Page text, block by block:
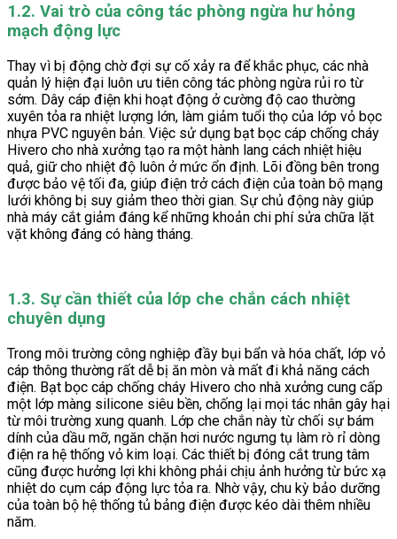
1.2. Vai trò của công tác phòng ngừa hư hỏng
mạch động lực
Thay vì bị động chờ đợi sự cố xảy ra để khắc phục, các nhà
quản lý hiện đại luôn ưu tiên công tác phòng ngừa rủi ro từ
sớm. Dây cáp điện khi hoạt động ở cường độ cao thường
xuyên tỏa ra nhiệt lượng lớn, làm giảm tuổi thọ của lớp vỏ bọc
nhựa PVC nguyên bản. Việc sử dụng bạt bọc cáp chống cháy
Hivero cho nhà xưởng tạo ra một hành lang cách nhiệt hiệu
quả, giữ cho nhiệt độ luôn ở mức ổn định. Lõi đồng bên trong
được bảo vệ tối đa, giúp điện trở cách điện của toàn bộ mạng
lưới không bị suy giảm theo thời gian. Sự chủ động này giúp
nhà máy cắt giảm đáng kể những khoản chi phí sửa chữa lặt
vặt không đáng có hàng tháng.
1.3. Sự cần thiết của lớp che chắn cách nhiệt
chuyên dụng
Trong môi trường công nghiệp đầy bụi bẩn và hóa chất, lớp vỏ
cáp thông thường rất dễ bị ăn mòn và mất đi khả năng cách
điện. Bạt bọc cáp chống cháy Hivero cho nhà xưởng cung cấp
một lớp màng silicone siêu bền, chống lại mọi tác nhân gây hại
từ môi trường xung quanh. Lớp che chắn này từ chối sự bám
dính của dầu mỡ, ngăn chặn hơi nước ngưng tụ làm rò rỉ dòng
điện ra hệ thống vỏ kim loại. Các thiết bị đóng cắt trung tâm
cũng được hưởng lợi khi không phải chịu ảnh hưởng từ bức xạ
nhiệt do cụm cáp động lực tỏa ra. Nhờ vậy, chu kỳ bảo dưỡng
của toàn bộ hệ thống tủ bảng điện được kéo dài thêm nhiều
năm.